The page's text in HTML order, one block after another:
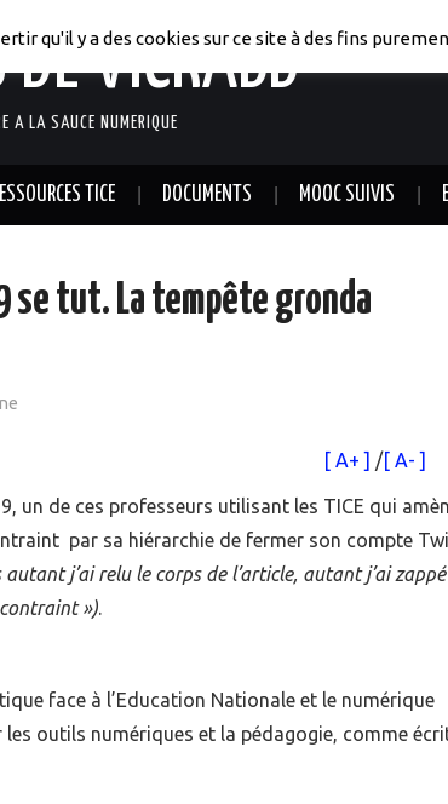
DE VICRABB
A LA SAUCE NUMERIQUE
TICE DOCUMENTS MOOC SUIVIS
se tut. La tempête gronda
[ A+ ] /[ A- ]
un de ces professeurs utilisant les TICE qui
par sa hiérarchie de fermer son compte
autant j’ai relu le corps de l’article, autant j’ai zappé
»).
face à l’Education Nationale et le numérique
outils numériques et la pédagogie, comme
qu'il y a des cookies sur ce site à des fins